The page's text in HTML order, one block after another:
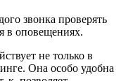
звонка проверять
в оповещениях.
не только в
Она особо удобна